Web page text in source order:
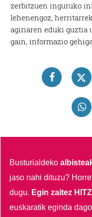
zerbitzuen inguruko
lehenengoz,
agiriaren eduki guztia
gain, informazio
Busturialdeko
jaso nahi dituzu?
dugu. Egin zaitez
euskaratik eginda